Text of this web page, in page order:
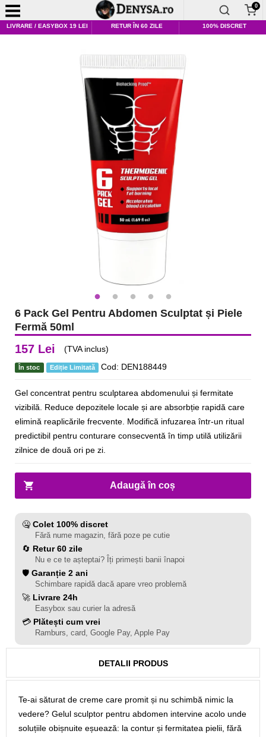
0
LIVRARE / EASYBOX 19 LEI RETUR ÎN 60 ZILE 100% DISCRET
6 Pack Gel Pentru Abdomen Sculptat și Piele
Fermă 50ml
157 Lei (TVA inclus)
În stoc Ediție Limitată Cod: DEN188449
Gel concentrat pentru sculptarea abdomenului și fermitate
vizibilă. Reduce depozitele locale și are absorbție rapidă care
elimină reaplicările frecvente. Modifică infuzarea într-un ritual
predictibil pentru conturare consecventă în timp utilă utilizării
zilnice de două ori pe zi.
Adaugă în coș
🤐 Colet 100% discret
Fără nume magazin, fără poze pe cutie
🔄 Retur 60 zile
Nu e ce te așteptai? Îți primești banii înapoi
🛡️ Garanție 2 ani
Schimbare rapidă dacă apare vreo problemă
🚀 Livrare 24h
Easybox sau curier la adresă
💳 Plătești cum vrei
Ramburs, card, Google Pay, Apple Pay
DETALII PRODUS
Te-ai săturat de creme care promit și nu schimbă nimic la
vedere? Gelul sculptor pentru abdomen intervine acolo unde
soluțiile obișnuite eșuează: la contur și fermitatea pielii, fără